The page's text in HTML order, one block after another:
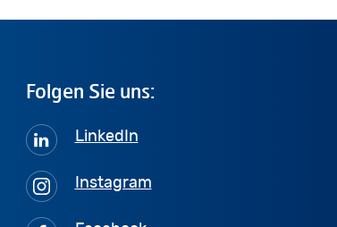
Folgen Sie uns:
LinkedIn
Instagram